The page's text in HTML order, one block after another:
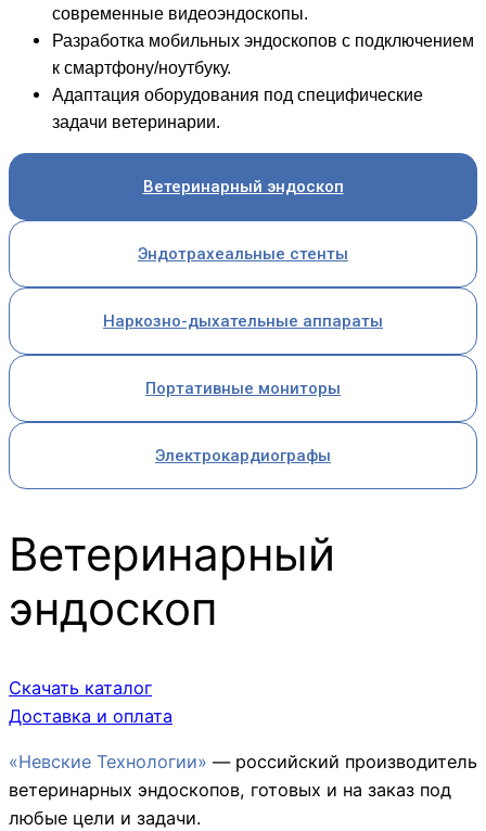
современные видеоэндоскопы.
Разработка мобильных эндоскопов с подключением
к смартфону/ноутбуку.
Адаптация оборудования под специфические
задачи ветеринарии.
Ветеринарный эндоскоп
Эндотрахеальные стенты
Наркозно-дыхательные аппараты
Портативные мониторы
Электрокардиографы
Ветеринарный
эндоскоп
Скачать каталог
Доставка и оплата
«Невские Технологии» — российский производитель
ветеринарных эндоскопов, готовых и на заказ под
любые цели и задачи.